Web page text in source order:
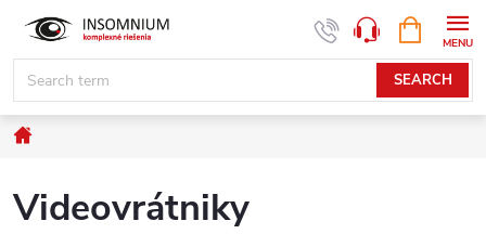
content
SEARCH
CART
Videovrátniky
www.insomnium.sk - Chat